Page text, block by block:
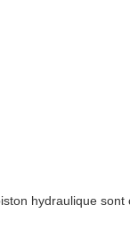
hydraulique sont